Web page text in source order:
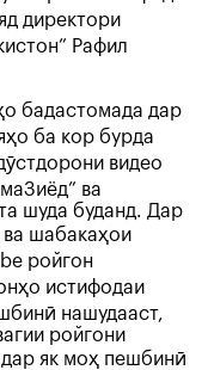
директори
Рафил
бадастомада дар
ба кор бурда
видео
ва
шуда буданд. Дар
шабакаҳои
ройгон
истифодаи
нашудааст,
ройгони
як моҳ пешбинӣ